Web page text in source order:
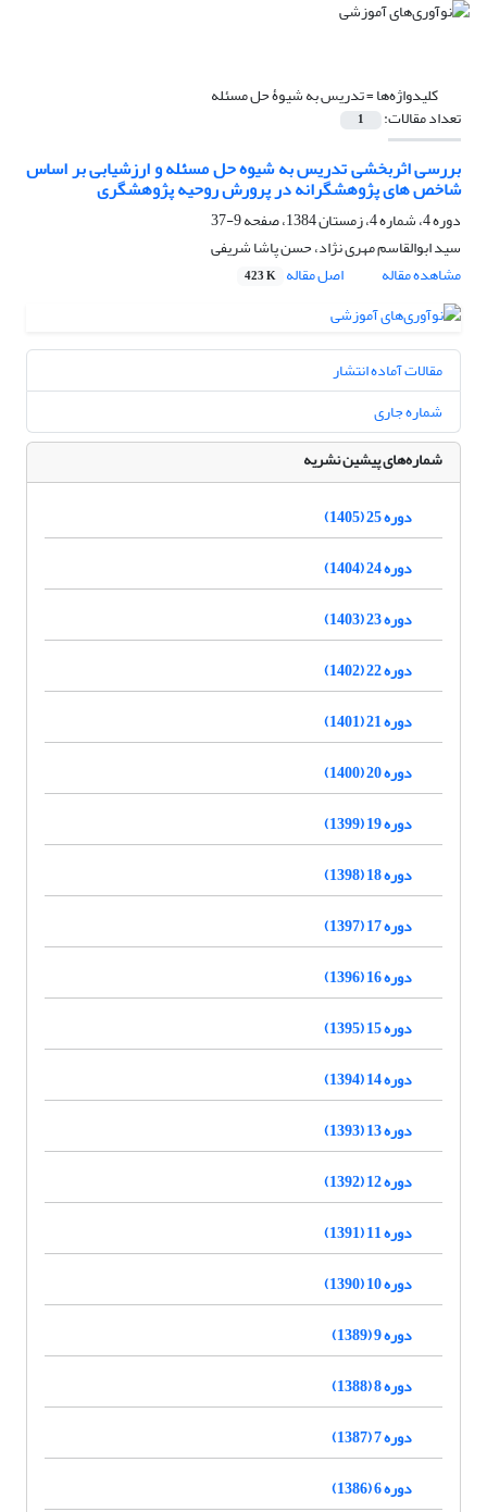
کلیدواژه‌ها =تدریس به شیوۀ حل مسئله
تعداد مقالات: 1
بررسی اثربخشی تدریس به شیوه حل مسئله و ارزشیابی بر اساس
شاخص های پژوهشگرانه در پرورش روحیه پژوهشگری
دوره 4، شماره 4، زمستان 1384، صفحه
9-37
سید ابوالقاسم مهری نژاد، حسن پاشا شریفی
مشاهده مقاله
اصل مقاله 423 K
مقالات آماده انتشار
شماره جاری
شماره‌های پیشین نشریه
دوره 25 (1405)
دوره 24 (1404)
دوره 23 (1403)
دوره 22 (1402)
دوره 21 (1401)
دوره 20 (1400)
دوره 19 (1399)
دوره 18 (1398)
دوره 17 (1397)
دوره 16 (1396)
دوره 15 (1395)
دوره 14 (1394)
دوره 13 (1393)
دوره 12 (1392)
دوره 11 (1391)
دوره 10 (1390)
دوره 9 (1389)
دوره 8 (1388)
دوره 7 (1387)
دوره 6 (1386)